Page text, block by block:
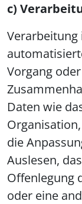
c)
Vorgang
Daten wie
die
Auslesen,
Offenlegung
oder eine